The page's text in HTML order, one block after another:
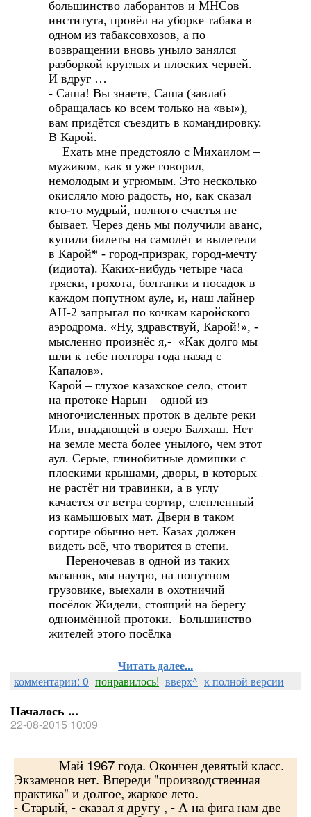
большинство лаборантов и МНСов
института, провёл на уборке табака в
одном из табаксовхозов, а по
возвращении вновь уныло занялся
разборкой круглых и плоских червей.
И вдруг …
- Саша! Вы знаете, Саша (завлаб
обращалась ко всем только на «вы»),
вам придётся съездить в командировку.
В Карой.
Ехать мне предстояло с Михаилом –
мужиком, как я уже говорил,
немолодым и угрюмым. Это несколько
окисляло мою радость, но, как сказал
кто-то мудрый, полного счастья не
бывает. Через день мы получили аванс,
купили билеты на самолёт и вылетели
в Карой* - город-призрак, город-мечту
(идиота). Каких-нибудь четыре часа
тряски, грохота, болтанки и посадок в
каждом попутном ауле, и, наш лайнер
АН-2 запрыгал по кочкам каройского
аэродрома. «Ну, здравствуй, Карой!», -
мысленно произнёс я,- «Как долго мы
шли к тебе полтора года назад с
Капалов».
Карой – глухое казахское село, стоит
на протоке Нарын – одной из
многочисленных проток в дельте реки
Или, впадающей в озеро Балхаш. Нет
на земле места более унылого, чем этот
аул. Серые, глинобитные домишки с
плоскими крышами, дворы, в которых
не растёт ни травинки, а в углу
качается от ветра сортир, слепленный
из камышовых мат. Двери в таком
сортире обычно нет. Казах должен
видеть всё, что творится в степи.
Переночевав в одной из таких
мазанок, мы наутро, на попутном
грузовике, выехали в охотничий
посёлок Жидели, стоящий на берегу
одноимённой протоки. Большинство
жителей этого посёлка
Читать далее...
комментарии: 0 понравилось! вверх^ к полной версии
Началось ...
22-08-2015 10:09
Май 1967 года. Окончен девятый класс.
Экзаменов нет. Впереди "производственная
практика" и долгое, жаркое лето.
- Старый, - сказал я другу , - А на фига нам две